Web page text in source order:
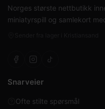
Norges største nettbutikk
miniatyrspill og samlekort
Snarveier
Ofte stilte spørsmål